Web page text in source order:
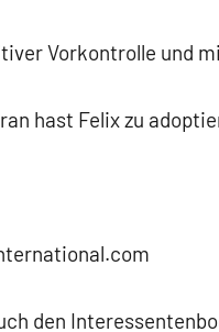
Vorkontrolle und
hast Felix zu
den